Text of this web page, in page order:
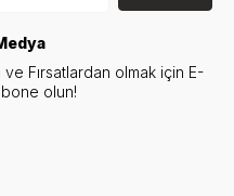
Fırsatlardan olmak için E-
olun!